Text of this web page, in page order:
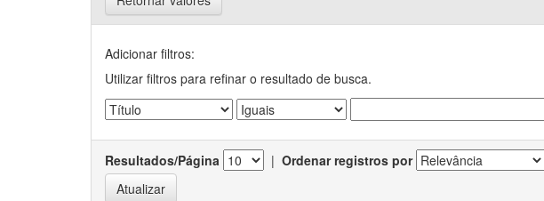
Adicionar filtros:
Utilizar filtros para refinar o resultado de busca.
Resultados/Página | Ordenar registros por